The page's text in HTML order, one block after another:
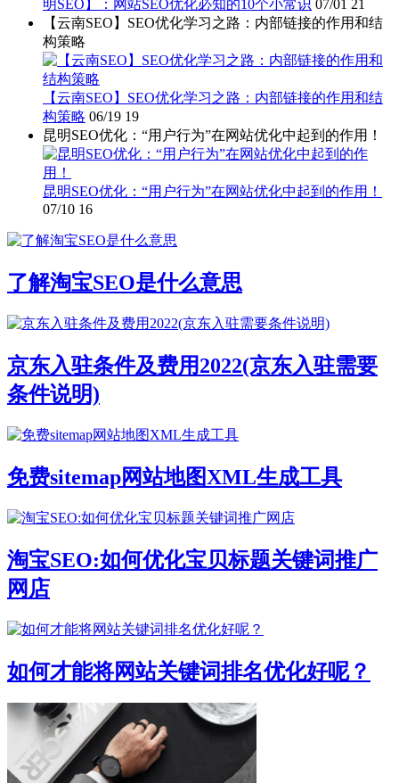
明SEO】：网站SEO优化必知的10个小常识 07/01 21
【云南SEO】SEO优化学习之路：内部链接的作用和结
构策略
【云南SEO】SEO优化学习之路：内部链接的作用和结
构策略 06/19 19
昆明SEO优化：“用户行为”在网站优化中起到的作用！
昆明SEO优化：“用户行为”在网站优化中起到的作用！
07/10 16
了解淘宝SEO是什么意思
京东入驻条件及费用2022(京东入驻需要
条件说明)
免费sitemap网站地图XML生成工具
淘宝SEO:如何优化宝贝标题关键词推广
网店
如何才能将网站关键词排名优化好呢？